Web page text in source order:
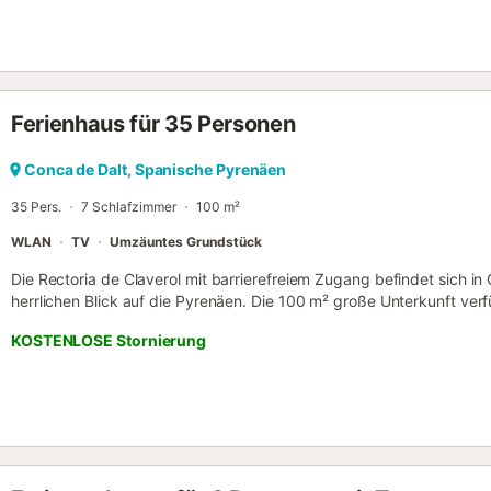
Ferienhaus für 35 Personen
Conca de Dalt, Spanische Pyrenäen
35 Pers. 7 Schlafzimmer 100 m²
WLAN TV Umzäuntes Grundstück
Die Rectoria de Claverol mit barrierefreiem Zugang befindet sich in
herrlichen Blick auf die Pyrenäen. Die 100 m² große Unterkunft
Annehmlichkeiten gehören WLAN mit einem eigenen Arbeitsplatz
Waschmaschine. Diese Unterkunft verfügt weder über eine
private, offene Terrasse ist ideal, um abends zu entspannen.
Straße zur Verfügung. Haustiere, Rauchen und Veranstaltungen
einem bequemen Self-Check-in-System. Bitte beachten Sie, dass
KOSTENLOSE Stornierung